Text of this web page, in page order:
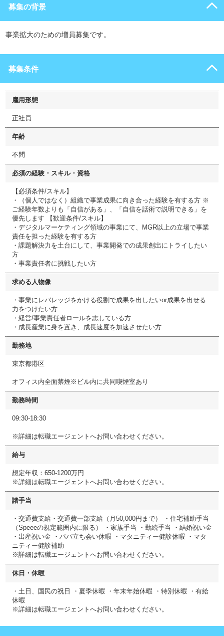
募集の背景
事業拡大のための増員募集です。
募集条件
雇用形態
正社員
年齢
不問
必須の経験・スキル・資格
【必須条件/スキル】
・（個人ではなく）組織で事業成果に向き合った経験を有する方 ※
ご経験年数よりも「自信がある」、「自信を話術で説明できる」を
優先します 【歓迎条件/スキル】
・デジタルマーケティング領域の事業にて、MGR以上の立場で事業
責任を担った経験を有する方
・課題解決力を土台にして、事業開発での成果創出にトライしたい
方
・事業責任者に挑戦したい方
求める人物像
・事業にレバレッジをかける役割で成果を出したいor成果を出せる
力をつけたい方
・経営/事業責任者ロールを志している方
・成長産業に身を置き、成長速度を加速させたい方
勤務地
東京都港区
オフィス内全面禁煙※ビル内に共同喫煙室あり
勤務時間
09:30-18:30
※詳細は転職エージェントへお問い合わせください。
給与
想定年収：650-1200万円
※詳細は転職エージェントへお問い合わせください。
諸手当
・交通費支給・交通費一部支給（月50,000円まで） ・住宅補助手当
（Speeeの規定範囲内に限る） ・家族手当 ・勤続手当 ・結婚祝い金
・出産祝い金 ・パパ立ち会い休暇 ・マタニティー健診休暇 ・マタ
ニティー健診補助
※詳細は転職エージェントへお問い合わせください。
休日・休暇
・土日、国民の祝日 ・夏季休暇 ・年末年始休暇 ・特別休暇 ・有給
休暇
※詳細は転職エージェントへお問い合わせください。